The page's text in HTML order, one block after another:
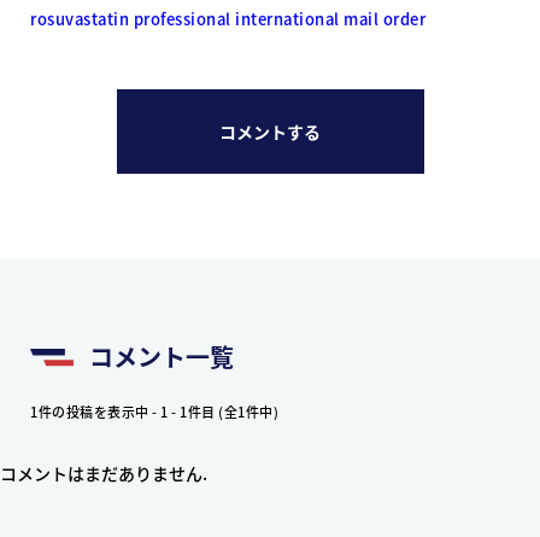
rosuvastatin professional international mail order
コメントする
コメント一覧
1件の投稿を表示中 - 1 - 1件目 (全1件中)
コメントはまだありません.